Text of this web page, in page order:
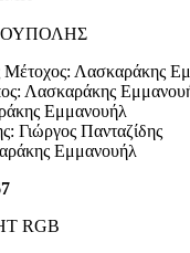
Μέτοχος: Λασκαράκης
Λασκαράκης
Εμμανουήλ
Γιώργος Πανταζίδης
Εμμανουήλ